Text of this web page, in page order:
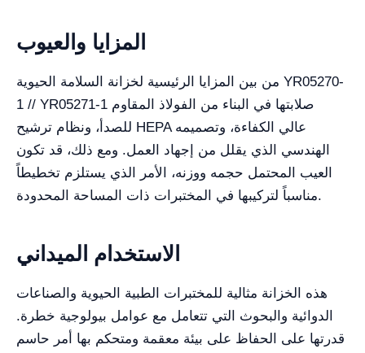
المزايا والعيوب
من بين المزايا الرئيسية لخزانة السلامة الحيوية YR05270-
1 // YR05271-1 صلابتها في البناء من الفولاذ المقاوم
للصدأ، ونظام ترشيح HEPA عالي الكفاءة، وتصميمه
الهندسي الذي يقلل من إجهاد العمل. ومع ذلك، قد تكون
العيب المحتمل حجمه ووزنه، الأمر الذي يستلزم تخطيطاً
مناسباً لتركيبها في المختبرات ذات المساحة المحدودة.
الاستخدام الميداني
هذه الخزانة مثالية للمختبرات الطبية الحيوية والصناعات
الدوائية والبحوث التي تتعامل مع عوامل بيولوجية خطرة.
قدرتها على الحفاظ على بيئة معقمة ومتحكم بها أمر حاسم